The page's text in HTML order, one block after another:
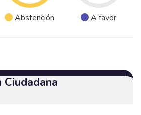
Abstención A favor